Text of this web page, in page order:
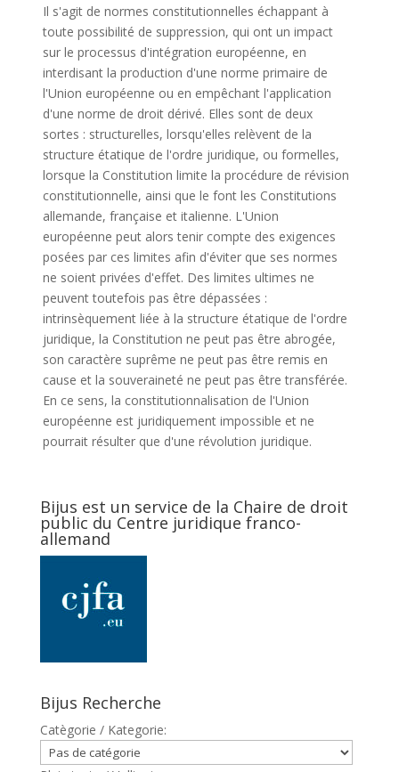
Il s'agit de normes constitutionnelles échappant à
toute possibilité de suppression, qui ont un impact
sur le processus d'intégration européenne, en
interdisant la production d'une norme primaire de
l'Union européenne ou en empêchant l'application
d'une norme de droit dérivé. Elles sont de deux
sortes : structurelles, lorsqu'elles relèvent de la
structure étatique de l'ordre juridique, ou formelles,
lorsque la Constitution limite la procédure de révision
constitutionnelle, ainsi que le font les Constitutions
allemande, française et italienne. L'Union
européenne peut alors tenir compte des exigences
posées par ces limites afin d'éviter que ses normes
ne soient privées d'effet. Des limites ultimes ne
peuvent toutefois pas être dépassées :
intrinsèquement liée à la structure étatique de l'ordre
juridique, la Constitution ne peut pas être abrogée,
son caractère suprême ne peut pas être remis en
cause et la souveraineté ne peut pas être transférée.
En ce sens, la constitutionnalisation de l'Union
européenne est juridiquement impossible et ne
pourrait résulter que d'une révolution juridique.
Bijus est un service de la Chaire de droit
public du Centre juridique franco-
allemand
Bijus Recherche
Catègorie / Kategorie: